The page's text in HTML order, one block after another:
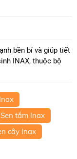
bền bỉ và giúp tiết
INAX, thuộc bộ
tắm Inax
cây Inax